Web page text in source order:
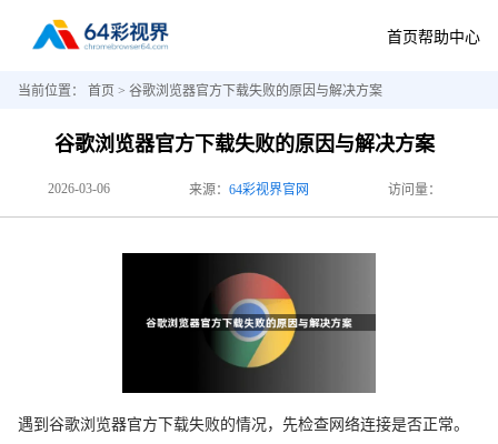
首页帮助中心
当前位置： 首页 > 谷歌浏览器官方下载失败的原因与解决方案
谷歌浏览器官方下载失败的原因与解决方案
2026-03-06 来源： 64彩视界官网 访问量：
遇到谷歌浏览器官方下载失败的情况，先检查网络连接是否正常。